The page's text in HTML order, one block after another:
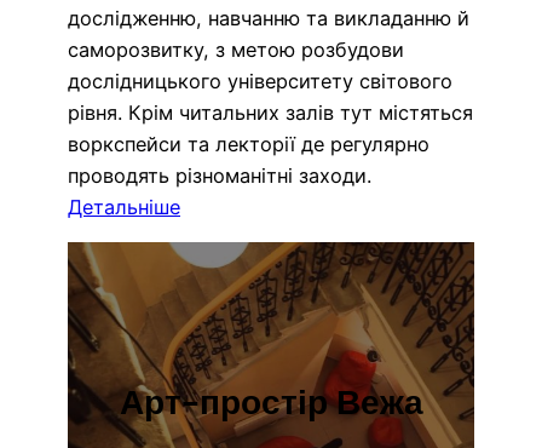
дослідженню, навчанню та викладанню й
саморозвитку, з метою розбудови
дослідницького університету світового
рівня. Крім читальних залів тут містяться
воркспейси та лекторії де регулярно
проводять різноманітні заходи.
Детальніше
Арт-простір Вежа